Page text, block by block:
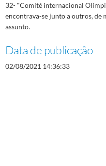
32- "Comité internacional
encontrava-se junto a outros, de
assunto.
Data de publicação
02/08/2021 14:36:33